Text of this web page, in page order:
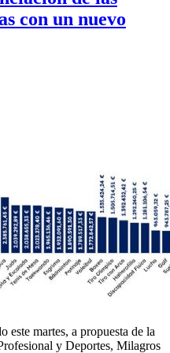
con un nuevo
este martes, a propuesta de la
y Deportes, Milagros